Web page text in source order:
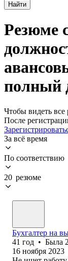
Найти
Резюме
полный
Чтобы видеть все
После
За всё время
По соответствию
20 резюме
Бухгалтер на
41 год • Была
16 ноября 2023